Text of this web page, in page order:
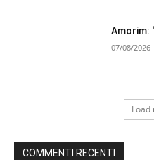
Amorim:
07/08/2026
Load
COMMENTI RECENTI